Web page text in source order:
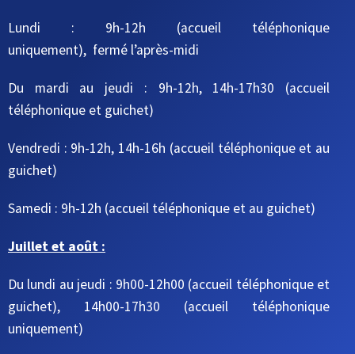
Lundi : 9h-12h (accueil téléphonique
uniquement), fermé l’après-midi
Du mardi au jeudi : 9h-12h, 14h-17h30 (accueil
téléphonique et guichet)
Vendredi : 9h-12h, 14h-16h (accueil téléphonique et au
guichet)
Samedi : 9h-12h (accueil téléphonique et au guichet)
Juillet et août :
Du lundi au jeudi : 9h00-12h00 (accueil téléphonique et
guichet), 14h00-17h30 (accueil téléphonique
uniquement)